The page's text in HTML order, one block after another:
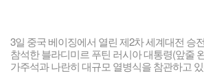
3일 중국 베이징에서 열린 제2차 세계대전 승
참석한 블라디미르 푸틴 러시아 대통령(앞줄
가주석과 나란히 대규모 열병식을 참관하고